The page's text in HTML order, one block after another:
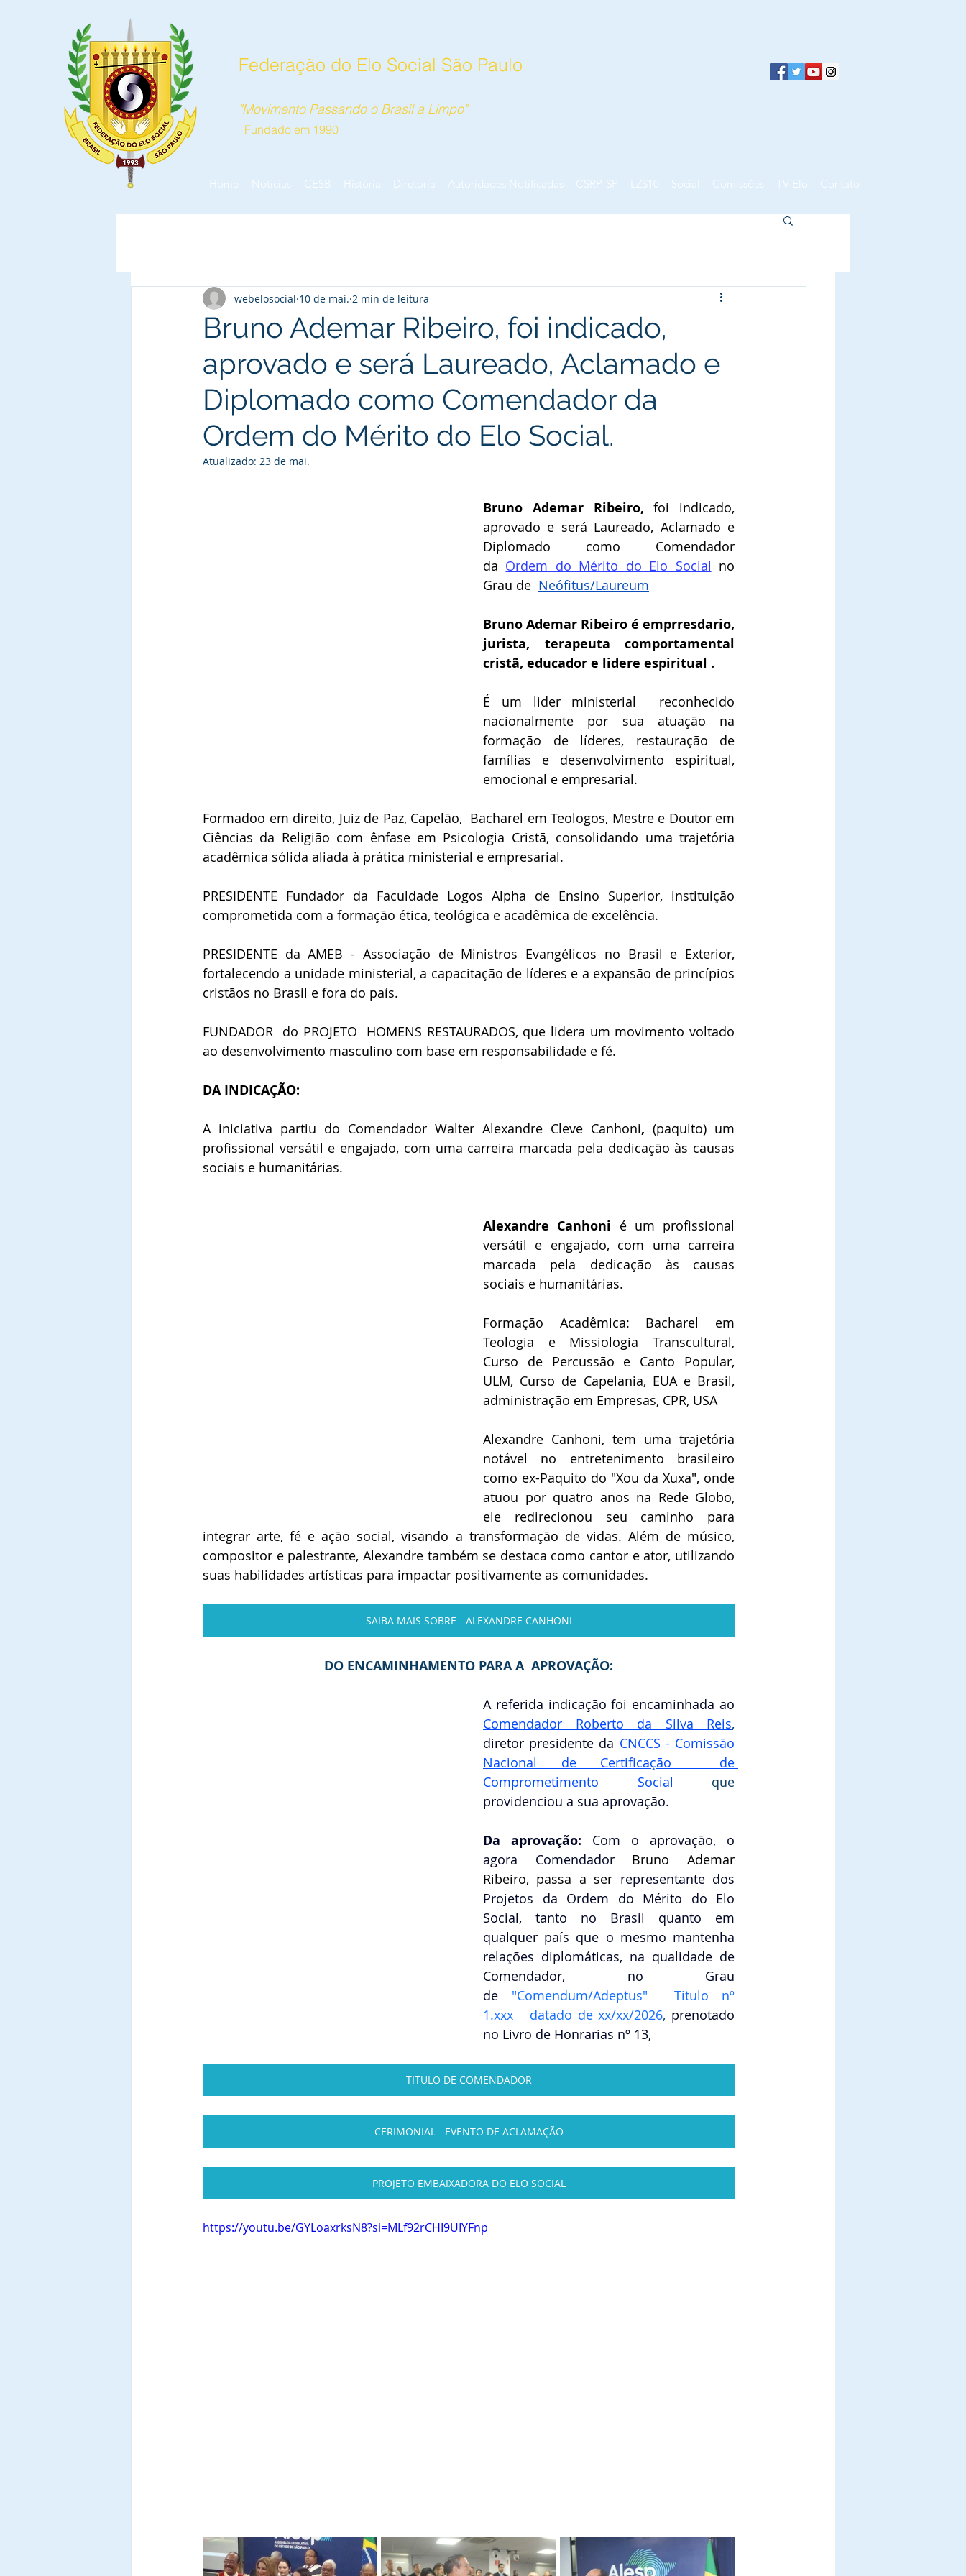
Federação do Elo Social São Paulo
"Movimento Passando o Brasil a Limpo"
Fundado em 1990
Home Notícias CESB História Diretoria Autoridades Notificadas CSRP-SP LZS10 Social Comissões TV Elo Contato
Bruno Ademar Ribeiro, foi indicado,
aprovado e será Laureado, Aclamado e
Diplomado como Comendador da
Ordem do Mérito do Elo Social.
webelosocial 10 de mai. 2 min de leitura
Atualizado: 23 de mai.
Bruno Ademar Ribeiro, foi indicado,
aprovado e será Laureado, Aclamado e
Diplomado como Comendador
da Ordem do Mérito do Elo Social no
Grau de Neófitus/Laureum
Bruno Ademar Ribeiro é emprresdario,
jurista, terapeuta comportamental
cristã, educador e lidere espiritual .
É um lider ministerial  reconhecido
nacionalmente por sua atuação na
formação de líderes, restauração de
famílias e desenvolvimento espiritual,
emocional e empresarial.
Formadoo em direito, Juiz de Paz, Capelão,  Bacharel em Teologos, Mestre e Doutor em
Ciências da Religião com ênfase em Psicologia Cristã, consolidando uma trajetória
acadêmica sólida aliada à prática ministerial e empresarial.
PRESIDENTE Fundador da Faculdade Logos Alpha de Ensino Superior, instituição
comprometida com a formação ética, teológica e acadêmica de excelência.
PRESIDENTE da AMEB - Associação de Ministros Evangélicos no Brasil e Exterior,
fortalecendo a unidade ministerial, a capacitação de líderes e a expansão de princípios
cristãos no Brasil e fora do país.
FUNDADOR  do PROJETO  HOMENS RESTAURADOS, que lidera um movimento voltado
ao desenvolvimento masculino com base em responsabilidade e fé.
DA INDICAÇÃO:
A iniciativa partiu do Comendador Walter Alexandre Cleve Canhoni, (paquito) um
profissional versátil e engajado, com uma carreira marcada pela dedicação às causas
sociais e humanitárias.
Alexandre Canhoni é um profissional
versátil e engajado, com uma carreira
marcada pela dedicação às causas
sociais e humanitárias.
Formação Acadêmica: Bacharel em
Teologia e Missiologia Transcultural,
Curso de Percussão e Canto Popular,
ULM, Curso de Capelania, EUA e Brasil,
administração em Empresas, CPR, USA
Alexandre Canhoni, tem uma trajetória
notável no entretenimento brasileiro
como ex-Paquito do "Xou da Xuxa", onde
atuou por quatro anos na Rede Globo,
ele redirecionou seu caminho para
integrar arte, fé e ação social, visando a transformação de vidas. Além de músico,
compositor e palestrante, Alexandre também se destaca como cantor e ator, utilizando
suas habilidades artísticas para impactar positivamente as comunidades.
SAIBA MAIS SOBRE - ALEXANDRE CANHONI
DO ENCAMINHAMENTO PARA A  APROVAÇÃO:
Comendador Roberto da Silva Reis
diretor presidente da CNCCS - Comissão
Nacional de Certificação  de
Comprometimento Social
providenciou a sua aprovação.
Da aprovação: Com o aprovação, o
agora Comendador Bruno Ademar
Ribeiro, passa a ser representante dos
Projetos da Ordem do Mérito do Elo
Social, tanto no Brasil quanto em
qualquer país que o mesmo mantenha
relações diplomáticas, na qualidade de
Comendador, no Grau
de
"Comendum/Adeptus"  Titulo nº
1.xxx   datado de xx/xx/2026, prenotado
no Livro de Honrarias nº 13,
TITULO DE COMENDADOR
CERIMONIAL - EVENTO DE ACLAMAÇÃO
PROJETO EMBAIXADORA DO ELO SOCIAL
https://youtu.be/GYLoaxrksN8?si=MLf92rCHI9UIYFnp